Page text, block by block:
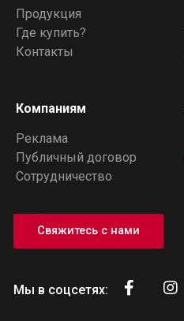
Продукция
Где купить?
Контакты
Компаниям
Реклама
Публичный договор
Сотрудничество
Мы в соцсетях:
Свяжитесь с нами